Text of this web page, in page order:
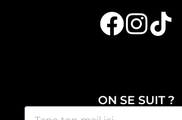
ON SE SUIT ?